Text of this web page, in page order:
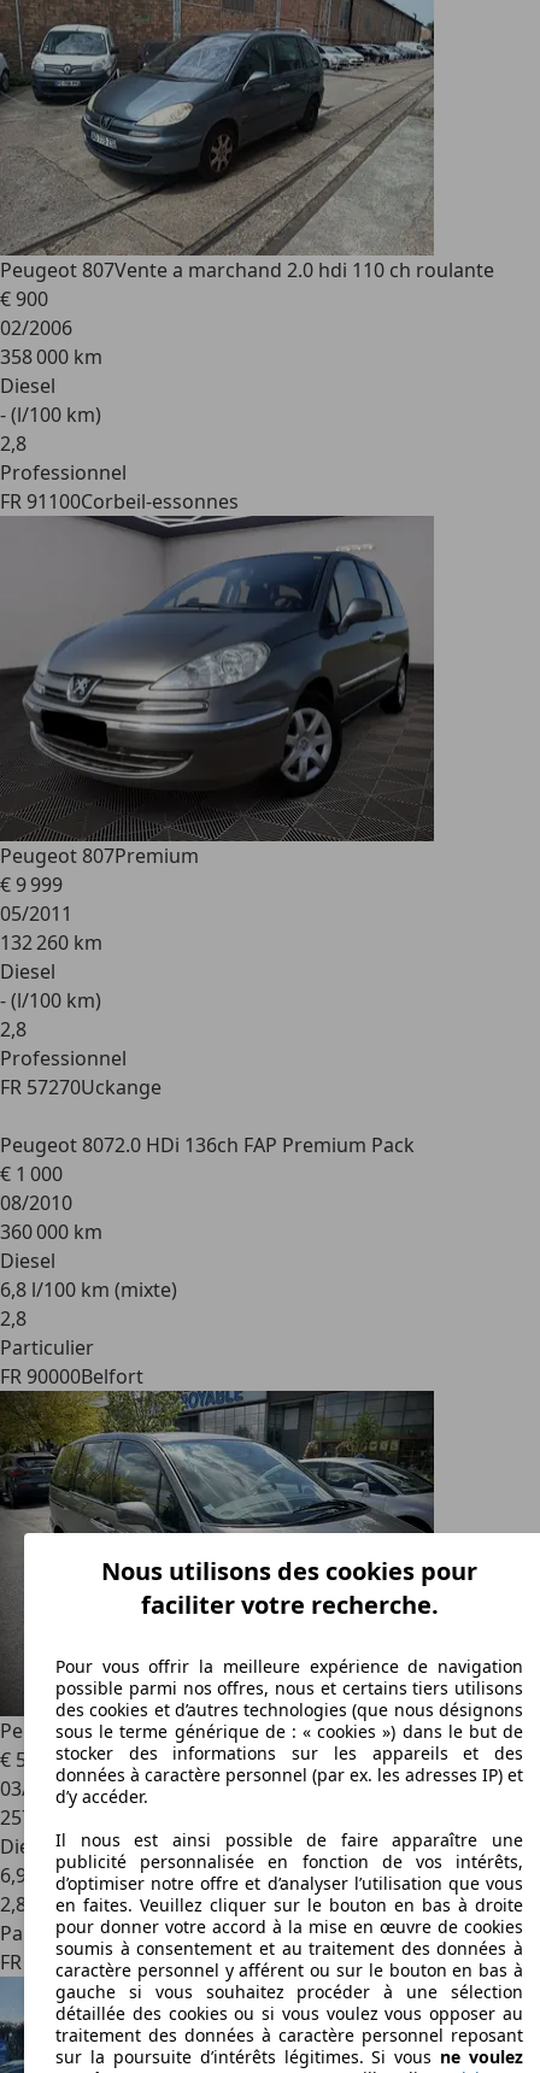
Peugeot 807Vente a marchand 2.0 hdi 110 ch roulante
€ 900
02/2006
358 000 km
Diesel
- (l/100 km)
2,8
Professionnel
FR 91100Corbeil-essonnes
Peugeot 807Premium
€ 9 999
05/2011
132 260 km
Diesel
- (l/100 km)
2,8
Professionnel
FR 57270Uckange
Peugeot 8072.0 HDi 136ch FAP Premium Pack
€ 1 000
08/2010
360 000 km
Diesel
6,8 l/100 km (mixte)
2,8
Particulier
FR 90000Belfort
Peugeot 807 2.0 HDi 16V 120ch Navteq on board
€ 5 000
03/2009
257 000 km
Diesel
6,9 l/100 km (mixte)
2,8
Particulier
FR 59500Douai
Nous utilisons des cookies pour
faciliter votre recherche.
Pour vous offrir la meilleure expérience de navigation
possible parmi nos offres, nous et certains tiers utilisons
des cookies et d’autres technologies (que nous désignons
sous le terme générique de : « cookies ») dans le but de
stocker des informations sur les appareils et des
données à caractère personnel (par ex. les adresses IP) et
d’y accéder.
Il nous est ainsi possible de faire apparaître une
publicité personnalisée en fonction de vos intérêts,
d’optimiser notre offre et d’analyser l’utilisation que vous
en faites. Veuillez cliquer sur le bouton en bas à droite
pour donner votre accord à la mise en œuvre de cookies
soumis à consentement et au traitement des données à
caractère personnel y afférent ou sur le bouton en bas à
gauche si vous souhaitez procéder à une sélection
détaillée des cookies ou si vous voulez vous opposer au
traitement des données à caractère personnel reposant
sur la poursuite d’intérêts légitimes. Si vous ne voulez